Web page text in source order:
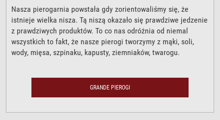
Nasza pierogarnia powstała gdy zorientowaliśmy się, że
istnieje wielka nisza. Tą niszą okazało się prawdziwe jedzenie
z prawdziwych produktów. To co nas odróżnia od niemal
wszystkich to fakt, że nasze pierogi tworzymy z mąki, soli,
wody, mięsa, szpinaku, kapusty, ziemniaków, twarogu.
GRANDE PIEROGI